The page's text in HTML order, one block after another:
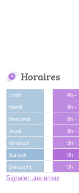
Horaires
Lundi 9h -
Mardi
9h -
Mercredi
9h -
Jeudi
9h -
Vendredi
9h -
Samedi
9h -
Dimanche
9h -
Signaler une erreur